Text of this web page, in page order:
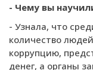
- Чему вы
- Узнала, что
количество
коррупцию,
денег, а органы